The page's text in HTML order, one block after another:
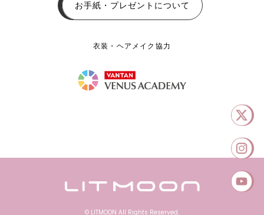
お手紙・プレゼントについて
衣装・ヘアメイク協力
© LITMOON All Rights Reserved.